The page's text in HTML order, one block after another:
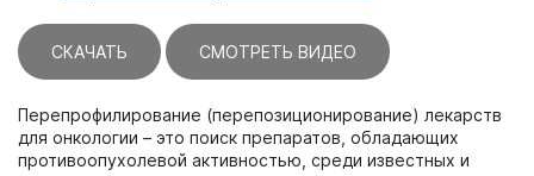
СКАЧАТЬ СМОТРЕТЬ ВИДЕО
Перепрофилирование (перепозиционирование) лекарств
для онкологии – это поиск препаратов, обладающих
противоопухолевой активностью, среди известных и